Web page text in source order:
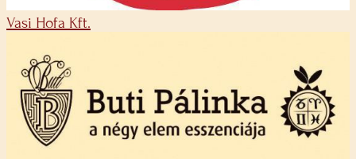
Vasi Hofa Kft.